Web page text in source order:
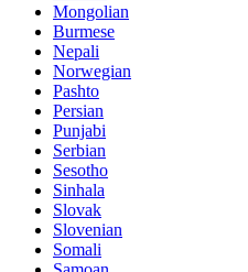
Mongolian
Burmese
Nepali
Norwegian
Pashto
Persian
Punjabi
Serbian
Sesotho
Sinhala
Slovak
Slovenian
Somali